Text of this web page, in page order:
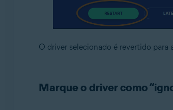
O driver selecionado é revertido para
Marque o driver como